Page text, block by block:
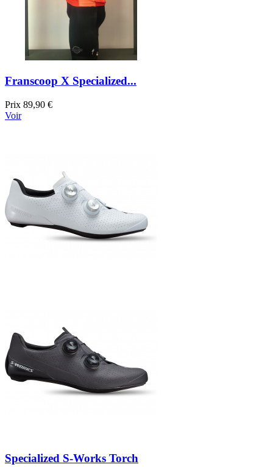
Franscoop X Specialized...
Prix 89,90 €
Voir
Specialized S-Works Torch